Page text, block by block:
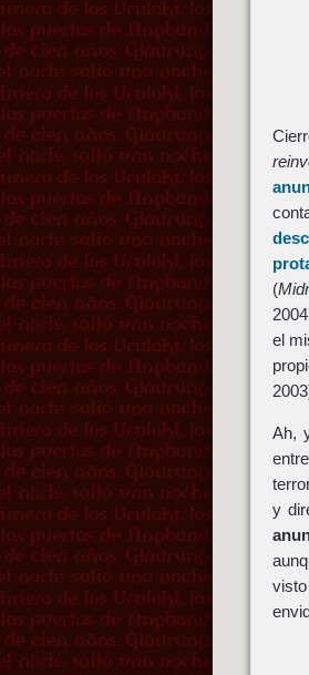
(
el
Ah,
y